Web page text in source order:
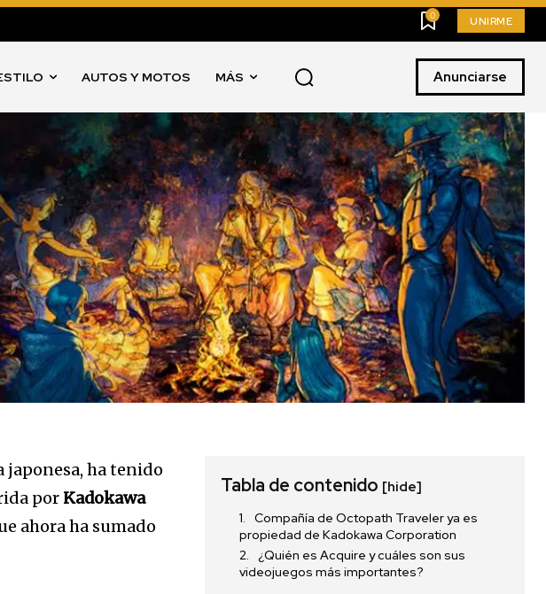
0 UNIRME
AUTOS Y MOTOS MÁS Anunciarse
japonesa, ha tenido
por Kadokawa
ahora ha sumado
Tabla de contenido [hide]
Compañía de Octopath Traveler ya es
propiedad de Kadokawa Corporation
¿Quién es Acquire y cuáles son sus
videojuegos más importantes?